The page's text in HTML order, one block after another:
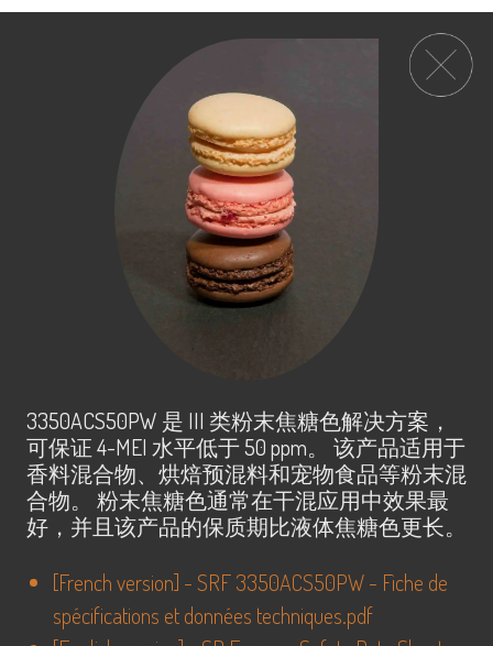
3350ACS50PW 是 III 类粉末焦糖色解决方案，
可保证 4-MEI 水平低于 50 ppm。 该产品适用于
香料混合物、烘焙预混料和宠物食品等粉末混
合物。 粉末焦糖色通常在干混应用中效果最
好，并且该产品的保质期比液体焦糖色更长。
[French version] -SRF 3350ACS50PW - Fiche de
spécifications et données techniques.pdf